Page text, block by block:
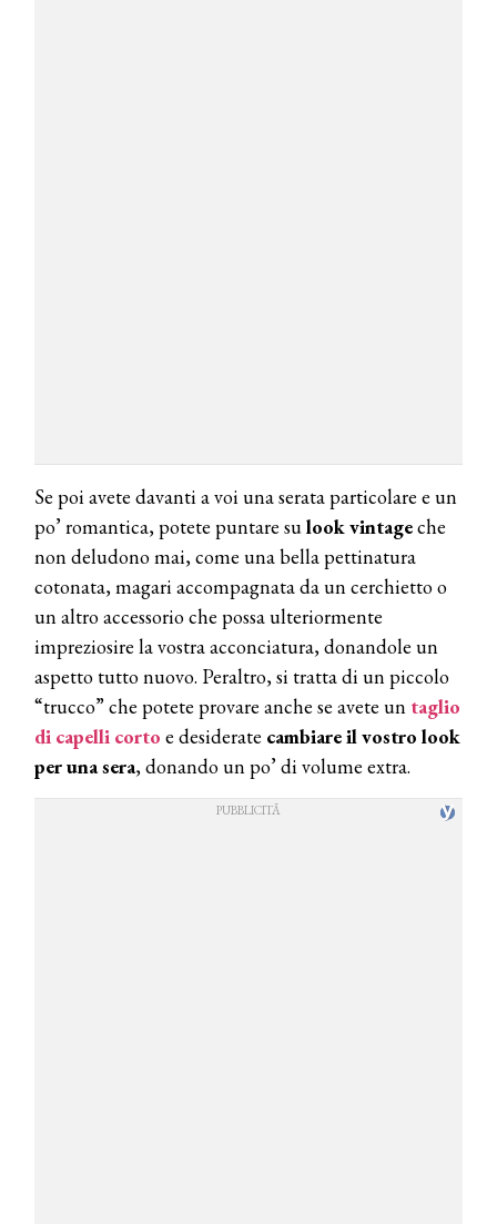
Se poi avete davanti a voi una serata particolare e un
po’ romantica, potete puntare sulook vintageche
non deludono mai, come una bella pettinatura
cotonata, magari accompagnata da un cerchietto o
un altro accessorio che possa ulteriormente
impreziosire la vostra acconciatura, donandole un
aspetto tutto nuovo. Peraltro, si tratta di un piccolo
“trucco” che potete provare anche se avete un taglio
di capelli corto e desiderate cambiare il vostro look
per una sera, donando un po’ di volume extra.